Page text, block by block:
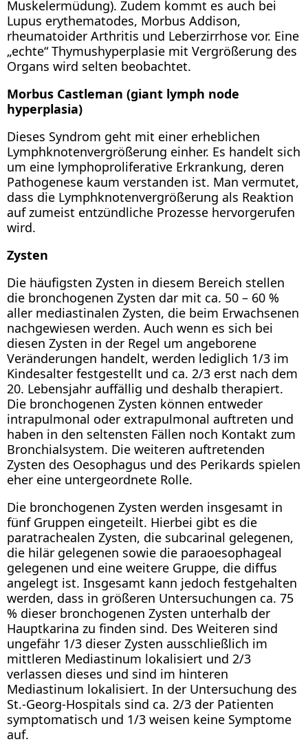
Muskelermüdung). Zudem kommt es auch bei
Lupus erythematodes, Morbus Addison,
rheumatoider Arthritis und Leberzirrhose vor. Eine
„echte“ Thymushyperplasie mit Vergrößerung des
Organs wird selten beobachtet.
Morbus Castleman (giant lymph node
hyperplasia)
Dieses Syndrom geht mit einer erheblichen
Lymphknotenvergrößerung einher. Es handelt sich
um eine lymphoproliferative Erkrankung, deren
Pathogenese kaum verstanden ist. Man vermutet,
dass die Lymphknotenvergrößerung als Reaktion
auf zumeist entzündliche Prozesse hervorgerufen
wird.
Zysten
Die häufigsten Zysten in diesem Bereich stellen
die bronchogenen Zysten dar mit ca. 50 – 60 %
aller mediastinalen Zysten, die beim Erwachsenen
nachgewiesen werden. Auch wenn es sich bei
diesen Zysten in der Regel um angeborene
Veränderungen handelt, werden lediglich 1/3 im
Kindesalter festgestellt und ca. 2/3 erst nach dem
20. Lebensjahr auffällig und deshalb therapiert.
Die bronchogenen Zysten können entweder
intrapulmonal oder extrapulmonal auftreten und
haben in den seltensten Fällen noch Kontakt zum
Bronchialsystem. Die weiteren auftretenden
Zysten des Oesophagus und des Perikards spielen
eher eine untergeordnete Rolle.
Die bronchogenen Zysten werden insgesamt in
fünf Gruppen eingeteilt. Hierbei gibt es die
paratrachealen Zysten, die subcarinal gelegenen,
die hilär gelegenen sowie die paraoesophageal
gelegenen und eine weitere Gruppe, die diffus
angelegt ist. Insgesamt kann jedoch festgehalten
werden, dass in größeren Untersuchungen ca. 75
% dieser bronchogenen Zysten unterhalb der
Hauptkarina zu finden sind. Des Weiteren sind
ungefähr 1/3 dieser Zysten ausschließlich im
mittleren Mediastinum lokalisiert und 2/3
verlassen dieses und sind im hinteren
Mediastinum lokalisiert. In der Untersuchung des
St.-Georg-Hospitals sind ca. 2/3 der Patienten
symptomatisch und 1/3 weisen keine Symptome
auf.